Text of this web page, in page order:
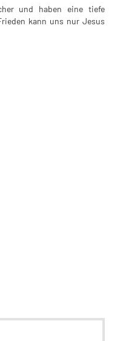
und haben eine tiefe
kann uns nur Jesus